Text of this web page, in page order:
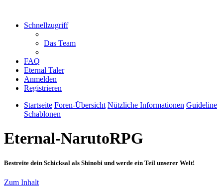
Schnellzugriff
Das Team
FAQ
Eternal Taler
Anmelden
Registrieren
Startseite Foren-Übersicht Nützliche Informationen Guideline
Schablonen
Eternal-NarutoRPG
Bestreite dein Schicksal als Shinobi und werde ein Teil unserer Welt!
Zum Inhalt